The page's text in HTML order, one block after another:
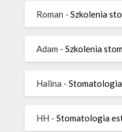
Roman -Szkolenia
Adam -Szkolenia
Halina -
HH -Stomatologia